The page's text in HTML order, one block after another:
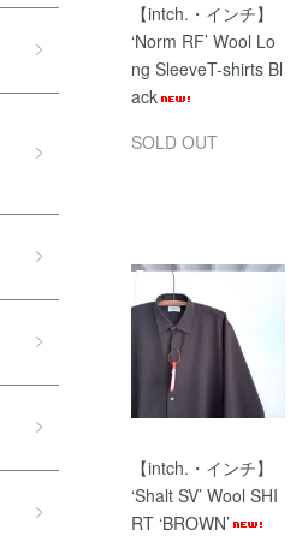
【intch.・インチ】
‘Norm RF’ Wool Lo
ng SleeveT-shirts Bl
ack
SOLD OUT
【intch.・インチ】
‘Shalt SV’ Wool SHI
RT ‘BROWN’